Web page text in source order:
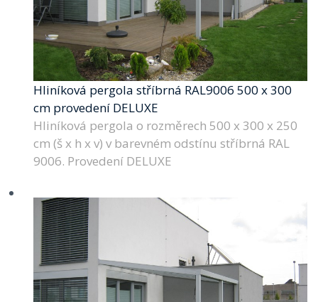
Hliníková pergola stříbrná RAL9006 500 x 300
cm provedení DELUXE
Hliníková pergola o rozměrech 500 x 300 x 250
cm (š x h x v) v barevném odstínu stříbrná RAL
9006. Provedení DELUXE